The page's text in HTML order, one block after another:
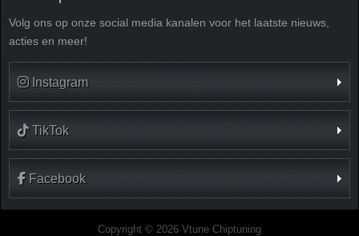
Volg ons op onze social media kanalen voor het laatste nieuws,
acties en meer!
Instagram
TikTok
Facebook
Copyright © 2026 Vtune Chiptuning